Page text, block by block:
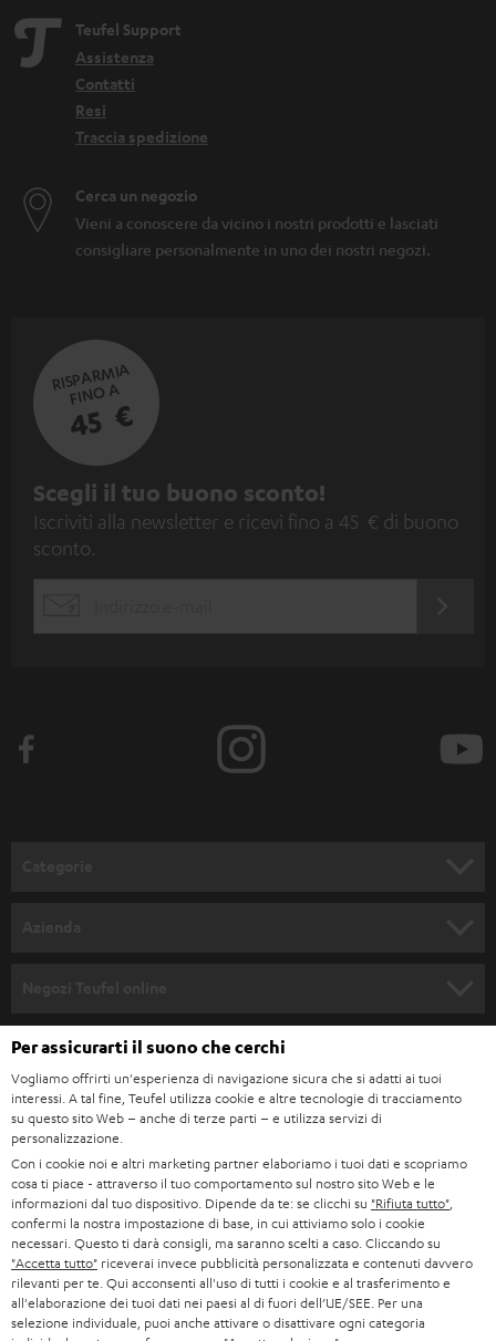
Teufel Support
Assistenza
Contatti
Resi
Traccia spedizione
Cerca un negozio
Vieni a conoscere da vicino i nostri prodotti e lasciati
consigliare personalmente in uno dei nostri negozi.
RISPARMIA
FINO A
45 €
I
s
c
n
w
s
l
e
t
t
e
r
Scegli il tuo buono sconto!
Iscriviti alla newsletter e ricevi fino a 45 € di buono
sconto.
BLUETOOTH
CUFFIE
CUFFIE BLUETOOTH
SET STEREO
ALTOPARLANTE
CARRIERA
STAMPA
B2B
BLOG
NEWSLETTER
NEGOZI
VANTAGGI TEUFEL
GERMANIA
AUSTRIA
SVIZZERA
PAESI BASSI
BELGIO
Per assicurarti il suono che cerchi
Vogliamo offrirti un'esperienza di navigazione sicura che si adatti ai tuoi
interessi. A tal fine, Teufel utilizza cookie e altre tecnologie di tracciamento
su questo sito Web – anche di terze parti – e utilizza servizi di
personalizzazione.
Con i cookie noi e altri marketing partner elaboriamo i tuoi dati e scopriamo
cosa ti piace - attraverso il tuo comportamento sul nostro sito Web e le
informazioni dal tuo dispositivo. Dipende da te: se clicchi su "Rifiuta tutto"
confermi la nostra impostazione di base, in cui attiviamo solo i cookie
necessari. Questo ti darà consigli, ma saranno scelti a caso. Cliccando su
"Accetta tutto" riceverai invece pubblicità personalizzata e contenuti davvero
rilevanti per te. Qui acconsenti all'uso di tutti i cookie e al trasferimento e
all'elaborazione dei tuoi dati nei paesi al di fuori dell’UE/SEE. Per una
selezione individuale, puoi anche attivare o disattivare ogni categoria